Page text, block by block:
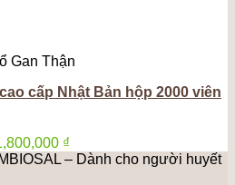
Gan Thận
cấp Nhật Bản hộp 2000 viên
₫
– Dành cho người huyết